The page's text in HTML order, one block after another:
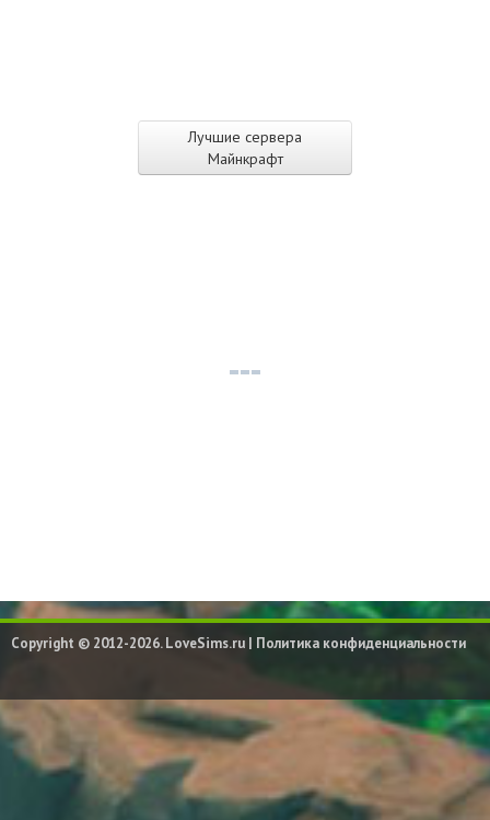
Лучшие сервера
Майнкрафт
Copyright © 2012-2026. LoveSims.ru | Политика конфиденциальности